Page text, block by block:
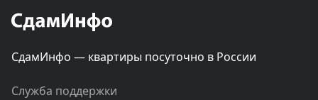
СдамИнфо — квартиры посуточно в России
Служба поддержки